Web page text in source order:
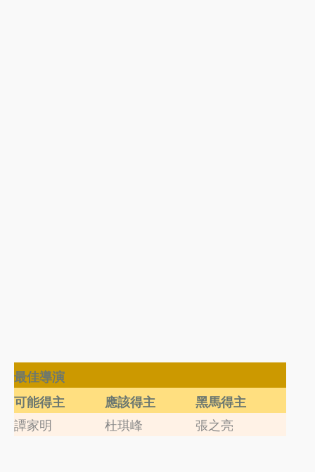
最佳導演
可能得主
應該得主
黑馬得主
譚家明
杜琪峰 張之亮